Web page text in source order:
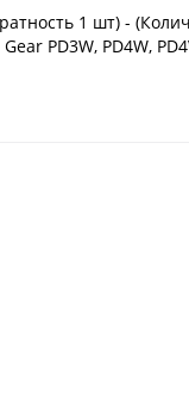
1 шт) -
PD3W, PD4W,